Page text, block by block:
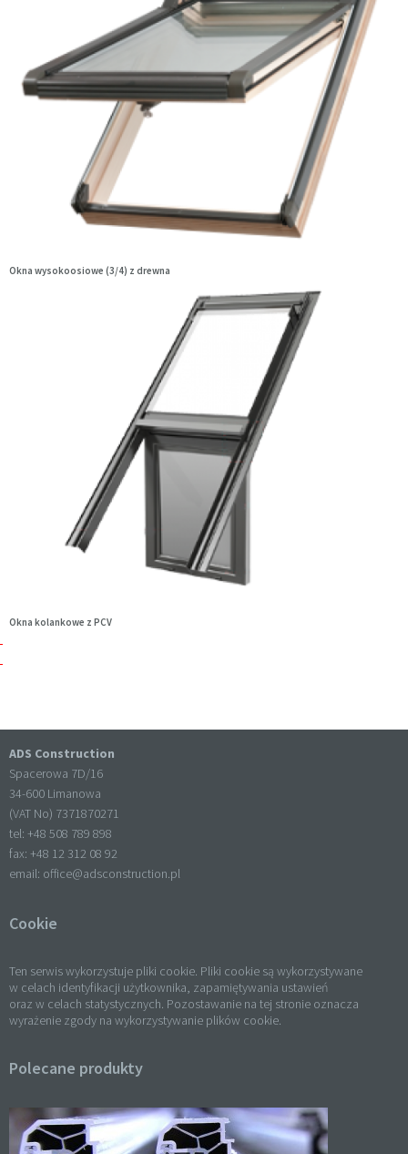
Okna wysokoosiowe (3/4) z drewna
Okna kolankowe z PCV
ADS Construction
Spacerowa 7D/16
34-600 Limanowa
(VAT No) 7371870271
tel: +48 508 789 898
fax: +48 12 312 08 92
email: office@adsconstruction.pl
Cookie
Ten serwis wykorzystuje pliki cookie. Pliki cookie są wykorzystywane
w celach identyfikacji użytkownika, zapamiętywania ustawień
oraz w celach statystycznych. Pozostawanie na tej stronie oznacza
wyrażenie zgody na wykorzystywanie plików cookie.
Polecane produkty